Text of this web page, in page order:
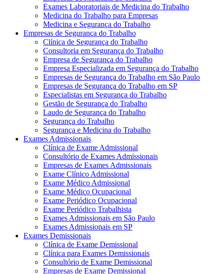
Exames Laboratoriais de Medicina do Trabalho
Medicina do Trabalho para Empresas
Medicina e Segurança do Trabalho
Empresas de Segurança do Trabalho
Clínica de Segurança do Trabalho
Consultoria em Segurança do Trabalho
Empresa de Segurança do Trabalho
Empresa Especializada em Segurança do Trabalho
Empresas de Segurança do Trabalho em São Paulo
Empresas de Segurança do Trabalho em SP
Especialistas em Segurança do Trabalho
Gestão de Segurança do Trabalho
Laudo de Segurança do Trabalho
Segurança do Trabalho
Segurança e Medicina do Trabalho
Exames Admissionais
Clínica de Exame Admissional
Consultório de Exames Admissionais
Empresas de Exames Admissionais
Exame Clínico Admissional
Exame Médico Admissional
Exame Médico Ocupacional
Exame Periódico Ocupacional
Exame Periódico Trabalhista
Exames Admissionais em São Paulo
Exames Admissionais em SP
Exames Demissionais
Clínica de Exame Demissional
Clínica para Exames Demissionais
Consultório de Exame Demissional
Empresas de Exame Demissional